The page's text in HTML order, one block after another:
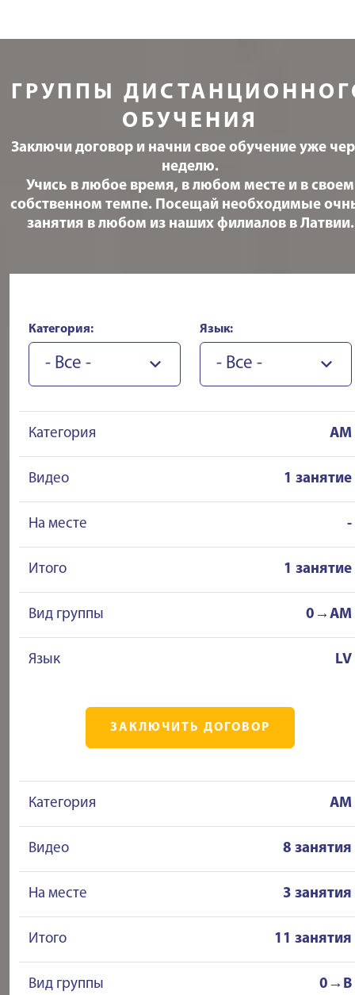
ГРУППЫ
ОБУЧЕНИЯ
Заключи договор и начни свое обучение уже
неделю.
Учись в любое время, в любом месте и в своем
собственном темпе. Посещай необходимые
занятия в любом из наших филиалов в Латвии.
Категория:
- Все -
Язык:
- Все -
Категория AM
Видео 1 занятие
На месте -
Итого 1 занятие
Вид группы 0→AM
Язык LV
ЗАКЛЮЧИТЬ ДОГОВОР
Категория AM
Видео 8 занятия
На месте 3 занятия
Итого 11 занятия
Вид группы 0→B